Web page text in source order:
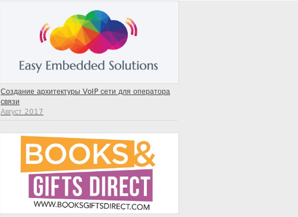
Создание архитектуры VoIP сети для оператора
связи
Август 2017